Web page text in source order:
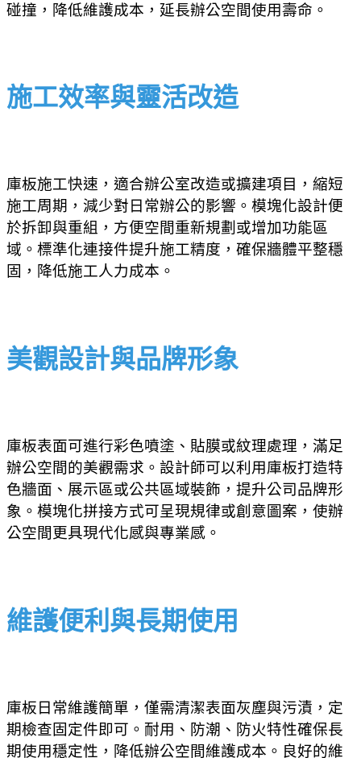
碰撞，降低維護成本，延長辦公空間使用壽命。
施工效率與靈活改造
庫板施工快速，適合辦公室改造或擴建項目，縮短
施工周期，減少對日常辦公的影響。模塊化設計便
於拆卸與重組，方便空間重新規劃或增加功能區
域。標準化連接件提升施工精度，確保牆體平整穩
固，降低施工人力成本。
美觀設計與品牌形象
庫板表面可進行彩色噴塗、貼膜或紋理處理，滿足
辦公空間的美觀需求。設計師可以利用庫板打造特
色牆面、展示區或公共區域裝飾，提升公司品牌形
象。模塊化拼接方式可呈現規律或創意圖案，使辦
公空間更具現代化感與專業感。
維護便利與長期使用
庫板日常維護簡單，僅需清潔表面灰塵與污漬，定
期檢查固定件即可。耐用、防潮、防火特性確保長
期使用穩定性，降低辦公空間維護成本。良好的維